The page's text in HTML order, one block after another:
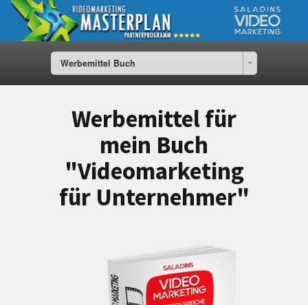
Werbemittel Buch
Werbemittel für
mein Buch
"Videomarketing
für Unternehmer"